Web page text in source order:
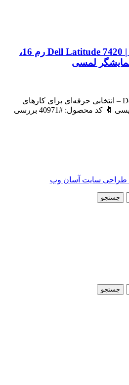
لپ‌تاپ استوک Dell Latitude 7420 | Core i5 رم 16،
🔥 لپ تاپ Dell Latitude 7420 – انتخابی حرفه‌ای برای کارهای
کد محصول: #40971 بررسی
طراحی سایت آسان وب
جستجو
جستجو